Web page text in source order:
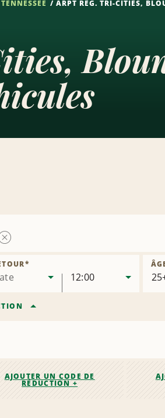
TENNESSEE ARPT RÉG. TRI-CITIES,
l’agence
*
12:00
AJOUTER UN CODE DE
RÉDUCTION +